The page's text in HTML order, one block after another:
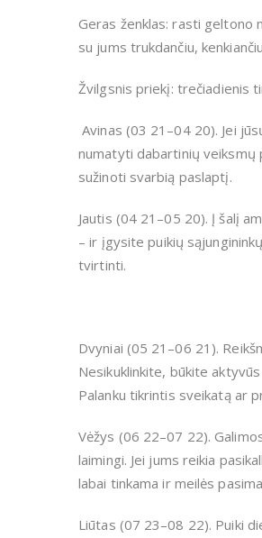
Geras ženklas: rasti geltono
su jums trukdančiu,
Žvilgsnis priekį: trečiadienis
Avinas (03 21–04 20). Jei
numatyti dabartinių veiksmų
sužinoti svarbią paslaptį.
Jautis (04 21–05 20). Į šalį
– ir įgysite puikių
tvirtinti.
Dvyniai (05 21–06 21).
Nesikuklinkite, būkite
Palanku tikrintis sveikatą ar
Vėžys (06 22–07 22).
laimingi. Jei jums reikia
labai tinkama ir meilės
Liūtas (07 23–08 22). Puiki